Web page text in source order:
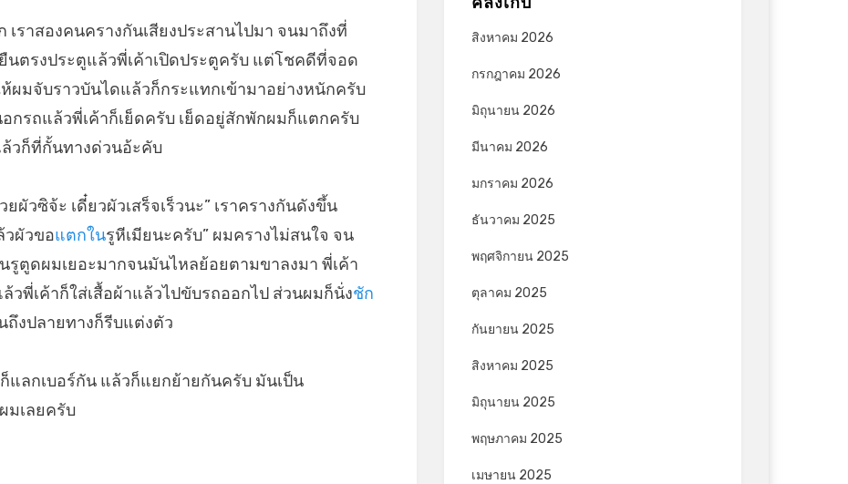
เราสองคนครางกันเสียงประสานไปมา จนมาถึงที่
นตรงประตูแล้วพี่เค้าเปิดประตูครับ แต่โชคดีที่จอด
ผมจับราวบันไดแล้วก็กระแทกเข้ามาอย่างหนักครับ
กรถแล้วพี่เค้าก็เย็ดครับ เย็ดอยู่สักพักผมก็แตกครับ
วก็ที่กั้นทางด่วนอ้ะคับ
ผัวซิจ้ะ เดี๋ยวผัวเสร็จเร็วนะ” เราครางกันดังขึ้น
วผัวขอแตกในรูหีเมียนะครับ” ผมครางไม่สนใจ จน
รูตูดผมเยอะมากจนมันไหลย้อยตามขาลงมา พี่เค้า
วพี่เค้าก็ใส่เสื้อผ้าแล้วไปขับรถออกไป ส่วนผมก็นั่งชัก
ถึงปลายทางก็รีบแต่งตัว
แลกเบอร์กัน แล้วก็แยกย้ายกันครับ มันเป็น
มเลยครับ
สิงหาคม 2026
กรกฎาคม 2026
มิถุนายน 2026
มีนาคม 2026
มกราคม 2026
ธันวาคม 2025
พฤศจิกายน 2025
ตุลาคม 2025
กันยายน 2025
สิงหาคม 2025
มิถุนายน 2025
พฤษภาคม 2025
เมษายน 2025